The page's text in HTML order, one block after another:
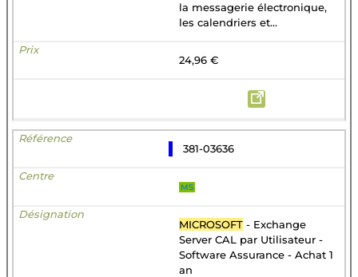
la messagerie électronique,
les calendriers et...
24,96 €
381-03636
MS
MICROSOFT - Exchange
Server CAL par Utilisateur -
Software Assurance - Achat 1
an